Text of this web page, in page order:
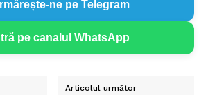
ne pe Telegram
pe canalul WhatsApp
Articolul următor